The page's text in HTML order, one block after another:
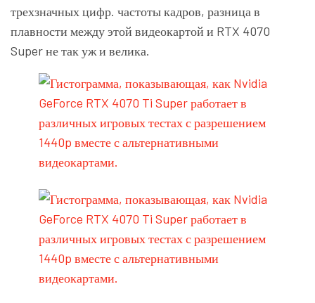
трехзначных цифр. частоты кадров, разница в
плавности между этой видеокартой и RTX 4070
Super не так уж и велика.